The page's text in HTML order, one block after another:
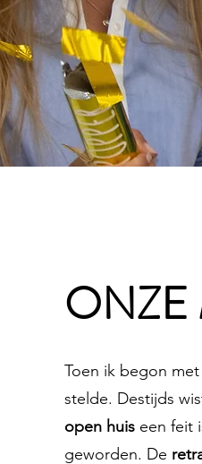
ONZE
Toen ik begon
stelde. Destijds
open huis een feit
geworden. De